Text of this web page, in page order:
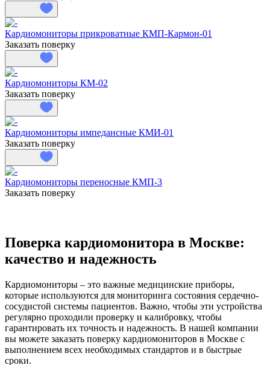
Кардиомониторы прикроватные КМП-Кармон-01
Заказать поверку
Кардиомониторы КМ-02
Заказать поверку
Кардиомониторы импедансные КМИ-01
Заказать поверку
Кардиомониторы переносные КМП-3
Заказать поверку
Поверка кардиомонитора в Москве:
качество и надежность
Кардиомониторы – это важные медицинские приборы,
которые используются для мониторинга состояния сердечно-
сосудистой системы пациентов. Важно, чтобы эти устройства
регулярно проходили проверку и калибровку, чтобы
гарантировать их точность и надежность. В нашей компании
вы можете заказать поверку кардиомониторов в Москве с
выполнением всех необходимых стандартов и в быстрые
сроки.